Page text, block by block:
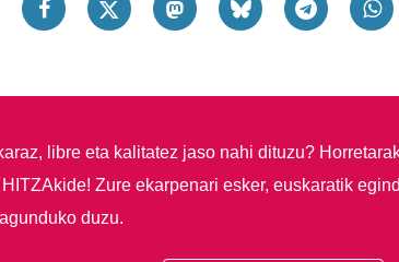
libre eta kalitatez jaso nahi dituzu?
Zure ekarpenari esker, euskaratik
duzu.